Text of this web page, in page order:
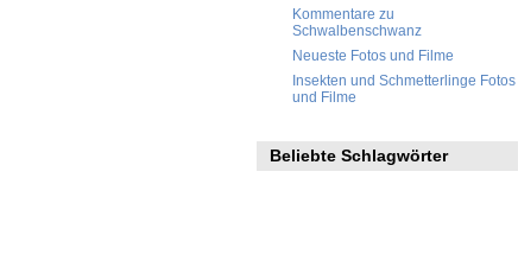
Kommentare zu
Schwalbenschwanz
Neueste Fotos und Filme
Insekten und Schmetterlinge Fotos
und Filme
Beliebte Schlagwörter